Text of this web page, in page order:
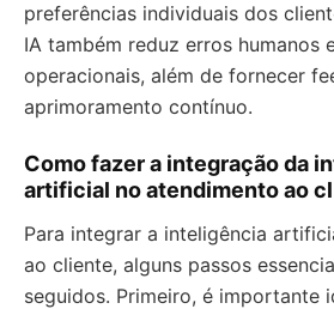
preferências individuais dos
IA também reduz erros humanos
operacionais, além de fornecer
aprimoramento contínuo.
Como fazer a integração da
artificial no atendimento ao
Para integrar a inteligência
ao cliente, alguns passos
seguidos. Primeiro, é importante